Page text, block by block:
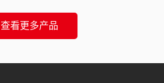
查看更多产品